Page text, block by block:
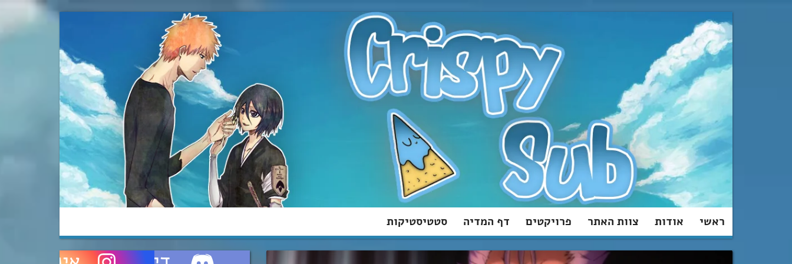
ראשי אודות צוות האתר פרויקטים דף המדיה סטטיסטיקות